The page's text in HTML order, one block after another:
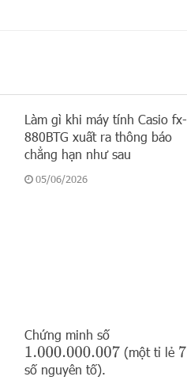
Làm gì khi máy tính Casio fx-
880BTG xuất ra thông báo
chẳng hạn như sau
05/06/2026
Chứng minh số
1.000.000.007
(một tỉ lẻ 7
số nguyên tố).